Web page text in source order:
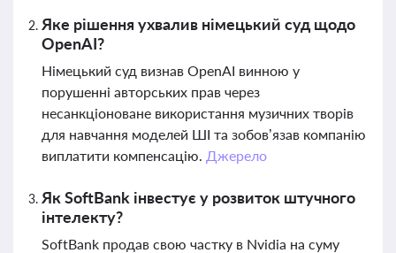
Яке рішення ухвалив німецький суд щодо
OpenAI?
Німецький суд визнав OpenAI винною у
порушенні авторських прав через
несанкціоноване використання музичних творів
для навчання моделей ШІ та зобов’язав компанію
виплатити компенсацію. Джерело
Як SoftBank інвестує у розвиток штучного
інтелекту?
SoftBank продав свою частку в Nvidia на суму